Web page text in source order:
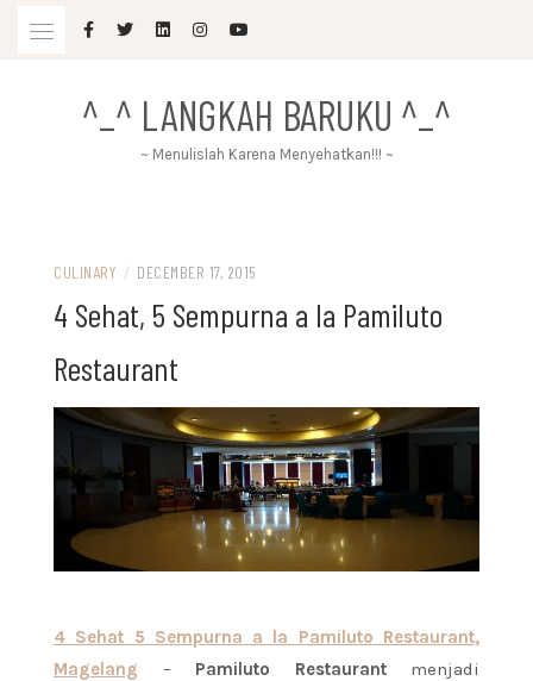
^_^ LANGKAH BARUKU ^_^
~ Menulislah Karena Menyehatkan!!! ~
CULINARY / DECEMBER 17, 2015
4 Sehat, 5 Sempurna a la Pamiluto
Restaurant
4 Sehat 5 Sempurna a la Pamiluto Restaurant,
Magelang – Pamiluto Restaurantmenjadi